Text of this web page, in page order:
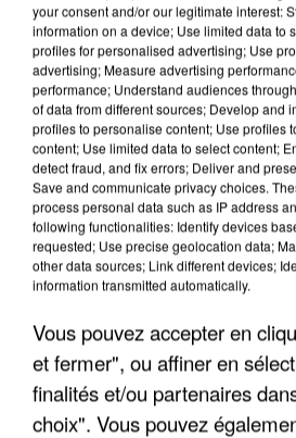
APRÈS TOUTES CES
your consent and/or our legitimate interest:
information on a device; Use limited data to
profiles for personalised advertising; Use
advertising; Measure advertising
performance; Understand audiences
of data from different sources; Develop and
profiles to personalise content; Use profiles
content; Use limited data to select content;
detect fraud, and fix errors; Deliver and
Save and communicate privacy choices.
process personal data such as IP address
following functionalities: Identify devices
requested; Use precise geolocation data;
other data sources; Link different devices;
information transmitted automatically.
Vous pouvez accepter en
et fermer", ou affiner en
finalités et/ou partenaires
choix". Vous pouvez